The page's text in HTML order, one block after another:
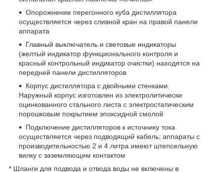
Опорожнение перегонного куба дистиллятора
осуществляется через сливной кран на правой панели
аппарата
Главный выключатель и световые индикаторы
(желтый индикатор функционального контроля и
красный контрольный индикатор очистки) находятся на
передней панели дистилляторов
Корпус дистиллятора с двойными стенками.
Наружный корпус изготовлен из электролитически
оцинкованного стального листа с электростатическим
порошковым покрытием эпоксидной смолой
Подключение дистилляторов к источнику тока
осуществляется через подводящий кабель; аппараты с
производительностью 2 и 4 литра имеют штепсельную
вилку с заземляющим контактом
* Шланги для подвода и отвода воды не включены в